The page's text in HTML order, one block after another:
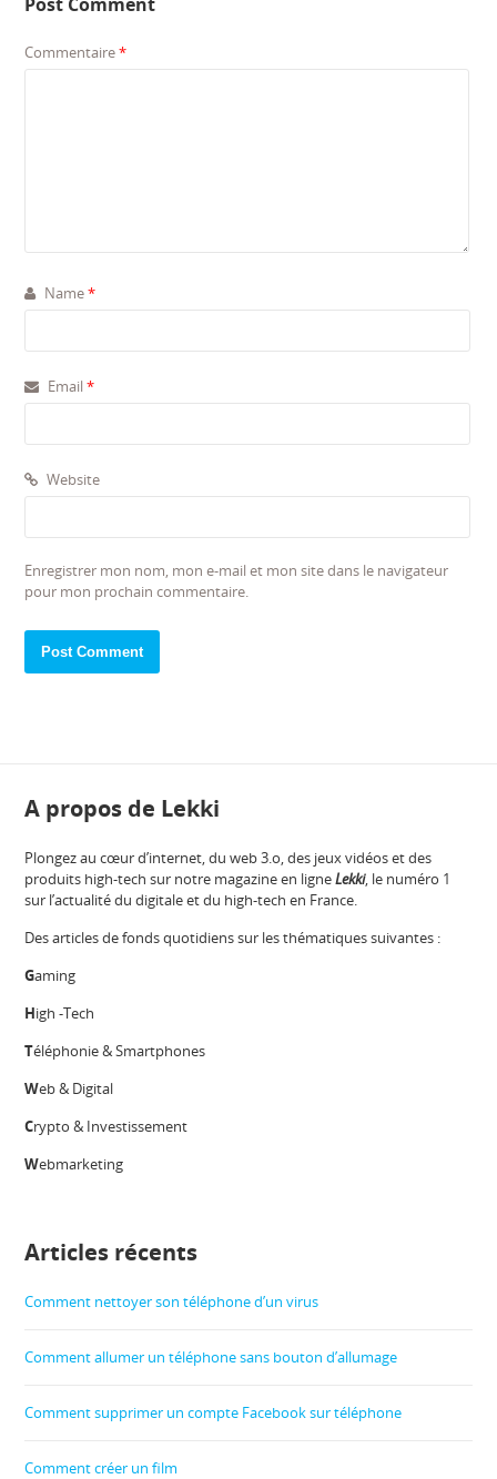
Commentaire*
Name*
Email*
Website
Enregistrer mon nom, mon e-mail et mon site dans le navigateur
pour mon prochain commentaire.
A propos de Lekki
Plongez au cœur d’internet, du web 3.o, des jeux vidéos et des
produits high-tech sur notre magazine en ligneLekki, le numéro 1
sur l’actualité du digitale et du high-tech en France.
Des articles de fonds quotidiens sur les thématiques suivantes :
Gaming
High -Tech
Téléphonie & Smartphones
Web & Digital
Crypto & Investissement
Webmarketing
Articles récents
Comment nettoyer son téléphone d’un virus
Comment allumer un téléphone sans bouton d’allumage
Comment supprimer un compte Facebook sur téléphone
Comment créer un film